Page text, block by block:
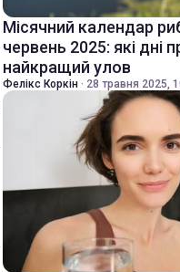
Місячний календар
червень 2025: які дні
найкращий улов
Фелікс Коркін · 28 травня 2025,